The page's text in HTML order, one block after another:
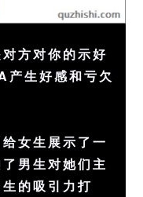
方对你的示好
产生好感和亏欠
女生展示了一
男生对她们主
的吸引力打